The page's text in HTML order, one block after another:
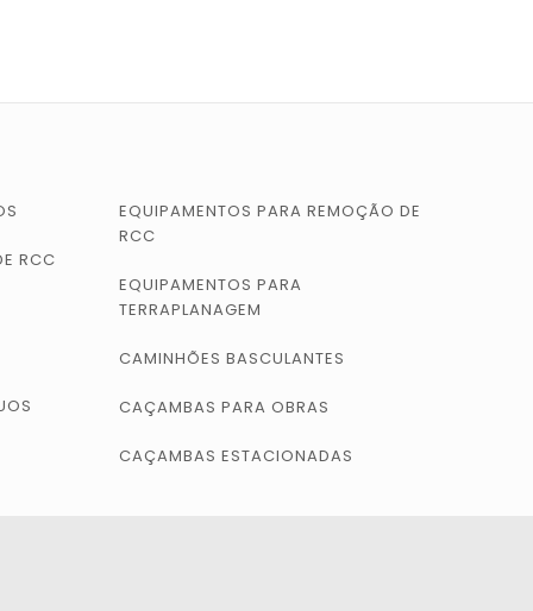
RCC
EQUIPAMENTOS PARA REMOÇÃO DE
RCC
EQUIPAMENTOS PARA
TERRAPLANAGEM
CAMINHÕES BASCULANTES
CAÇAMBAS PARA OBRAS
CAÇAMBAS ESTACIONADAS